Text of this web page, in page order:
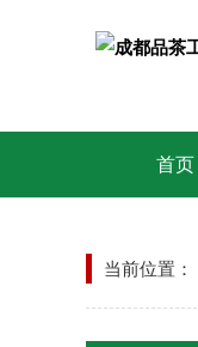
首页
当前位置：